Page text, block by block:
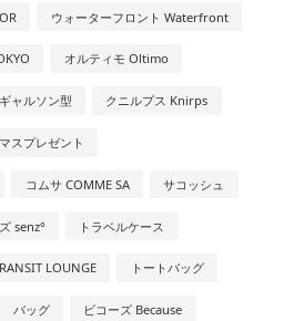
ウォーターフロント Waterfront
オルティモ Oltimo
ギャルソン型 クニルプス Knirps
スプレゼント
コムサ COMME SA サコッシュ
senz° トラベルケース
LOUNGE トートバッグ
バッグ ビコーズ Because